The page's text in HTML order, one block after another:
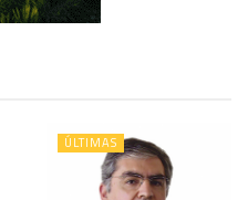
ÚLTIMAS